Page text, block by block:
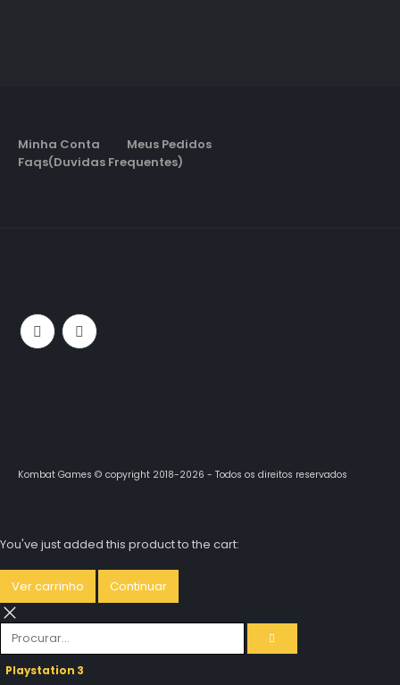
Minha Conta
Meus Pedidos
Faqs(Duvidas Frequentes)
Kombat Games © copyright 2018-2026 - Todos os direitos reservados
You've just added this product to the cart:
Ver carrinho Continuar
Playstation 3